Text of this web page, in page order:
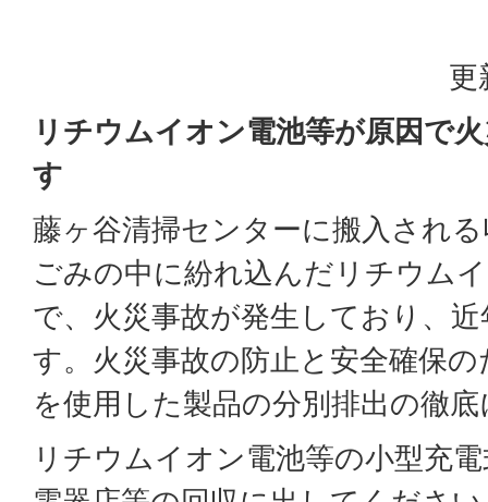
更
リチウムイオン電池等が原因で
す
藤ヶ谷清掃センターに搬入され
ごみの中に紛れ込んだリチウム
で、火災事故が発生しており、
す。火災事故の防止と安全確保
を使用した製品の分別排出の徹
リチウムイオン電池等の小型充